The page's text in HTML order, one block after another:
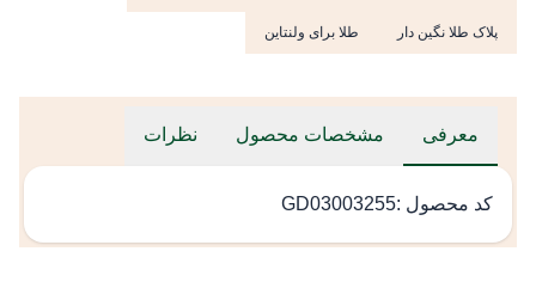
پلاک طلا نگین دار طلا برای ولنتاین
معرفی مشخصات محصول نظرات
کد محصول :GD03003255